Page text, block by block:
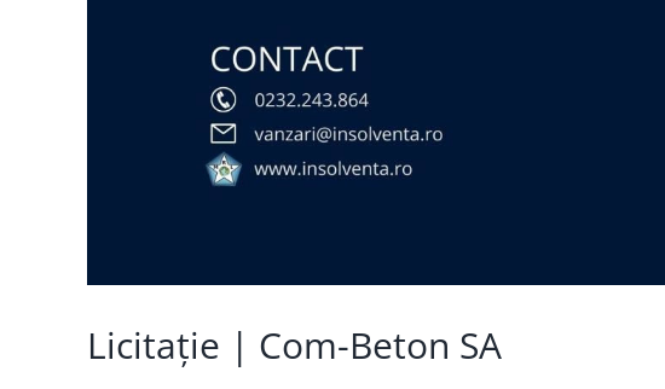
Licitație | Com-Beton SA